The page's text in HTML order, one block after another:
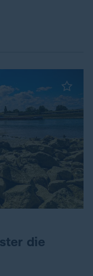
die